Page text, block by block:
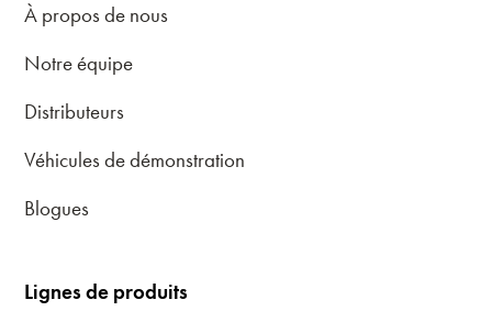
À propos de nous
Notre équipe
Distributeurs
Véhicules de démonstration
Blogues
Lignes de produits